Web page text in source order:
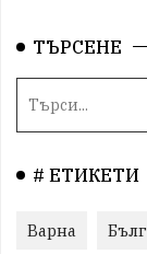
ТЪРСЕНЕ
# ЕТИКЕТИ
Варна